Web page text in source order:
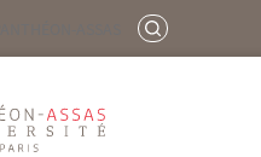
RECHERCHER